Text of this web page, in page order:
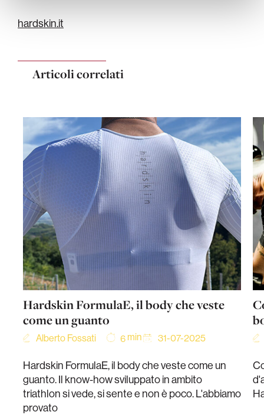
hardskin.it
Articoli correlati
Hardskin FormulaE, il body che veste
come un guanto
Alberto Fossati 6 min 31-07-2025
Hardskin FormulaE, il body che veste come un
guanto. Il know-how sviluppato in ambito
triathlon si vede, si sente e non è poco. L'abbiamo
provato